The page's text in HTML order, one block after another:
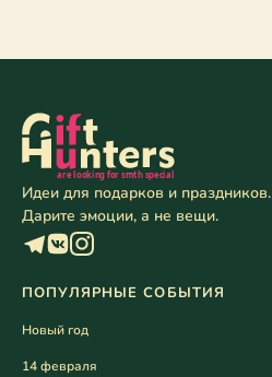
Идеи для подарков и праздников.
Дарите эмоции, а не вещи.
ПОПУЛЯРНЫЕ СОБЫТИЯ
Новый год
14 февраля